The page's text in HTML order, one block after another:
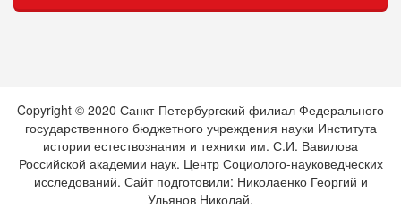
Copyright © 2020 Санкт-Петербургский филиал Федерального
государственного бюджетного учреждения науки Института
истории естествознания и техники им. С.И. Вавилова
Российской академии наук. Центр Социолого-науковедческих
исследований. Сайт подготовили: Николаенко Георгий и
Ульянов Николай.